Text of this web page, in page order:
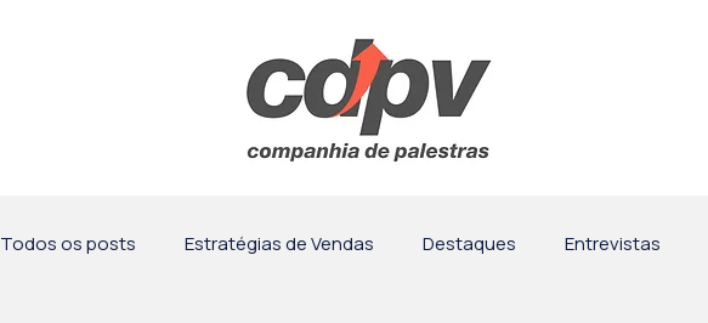
Todos os posts Estratégias de Vendas Destaques Entrevistas